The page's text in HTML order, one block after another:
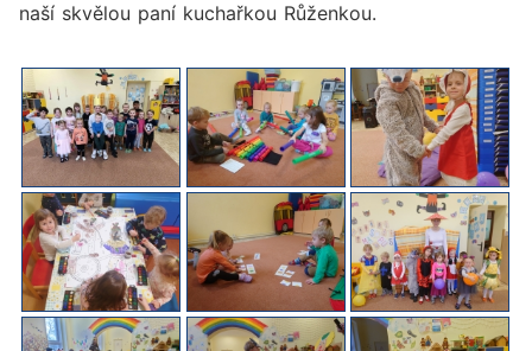
naší skvělou paní kuchařkou Růženkou.